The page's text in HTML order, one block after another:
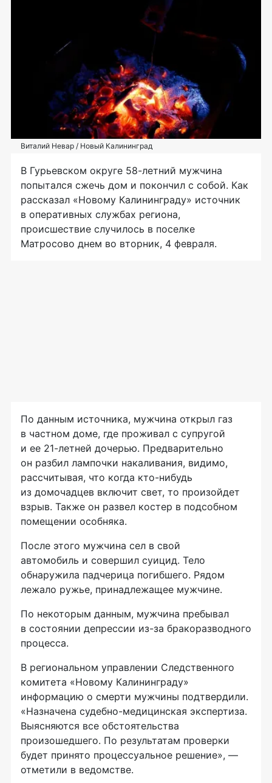
Виталий Невар / Новый Калининград
В Гурьевском округе 58-летний мужчина
попытался сжечь дом и покончил с собой. Как
рассказал «Новому Калининграду» источник
в оперативных службах региона,
происшествие случилось в поселке
Матросово днем во вторник, 4 февраля.
По данным источника, мужчина открыл газ
в частном доме, где проживал с супругой
и ее 21-летней дочерью. Предварительно
он разбил лампочки накаливания, видимо,
рассчитывая, что когда кто-нибудь
из домочадцев включит свет, то произойдет
взрыв. Также он развел костер в подсобном
помещении особняка.
После этого мужчина сел в свой
автомобиль и совершил суицид. Тело
обнаружила падчерица погибшего. Рядом
лежало ружье, принадлежащее мужчине.
По некоторым данным, мужчина пребывал
в состоянии депрессии из-за бракоразводного
процесса.
В региональном управлении Следственного
комитета «Новому Калининграду»
информацию о смерти мужчины подтвердили.
«Назначена судебно-медицинская экспертиза.
Выясняются все обстоятельства
произошедшего. По результатам проверки
будет принято процессуальное решение», —
отметили в ведомстве.